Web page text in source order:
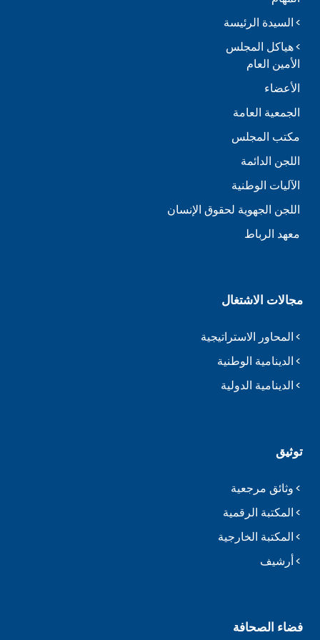
السيدة الرئيسة
هياكل المجلس
الأمين العام
الأعضاء
الجمعية العامة
مكتب المجلس
اللجن الدائمة
الآليات الوطنية
اللجن الجهوية لحقوق الإنسان
معهد الرباط
مجالات الاشتغال
المحاور الاستراتيجية
الدينامية الوطنية
الدينامية الدولية
توثيق
وثائق مرجعية
المكتبة الرقمية
المكتبة الخارجية
أرشيف
فضاء الصحافة